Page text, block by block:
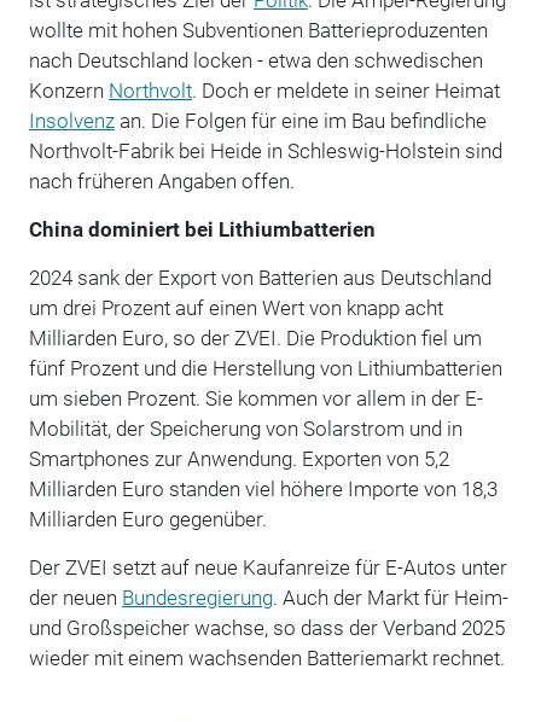
wollte mit hohen Subventionen Batterieproduzenten
nach Deutschland locken - etwa den schwedischen
Konzern Northvolt. Doch er meldete in seiner Heimat
Insolvenzan. Die Folgen für eine im Bau befindliche
Northvolt-Fabrik bei Heide in Schleswig-Holstein sind
nach früheren Angaben offen.
China dominiert bei Lithiumbatterien
2024 sank der Export von Batterien aus Deutschland
um drei Prozent auf einen Wert von knapp acht
Milliarden Euro, so der ZVEI. Die Produktion fiel um
fünf Prozent und die Herstellung von Lithiumbatterien
um sieben Prozent. Sie kommen vor allem in der E-
Mobilität, der Speicherung von Solarstrom und in
Smartphones zur Anwendung. Exporten von 5,2
Milliarden Euro standen viel höhere Importe von 18,3
Milliarden Euro gegenüber.
Der ZVEI setzt auf neue Kaufanreize für E-Autos unter
der neuen Bundesregierung. Auch der Markt für Heim-
und Großspeicher wachse, so dass der Verband 2025
wieder mit einem wachsenden Batteriemarkt rechnet.